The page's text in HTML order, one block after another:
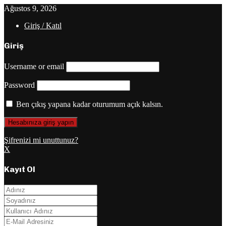
Ağustos 9, 2026
Giriş / Katıl
Giriş
Username or email
Password
Ben çıkış yapana kadar oturumum açık kalsın.
Şifrenizi mi unuttunuz?
X
Kayıt Ol